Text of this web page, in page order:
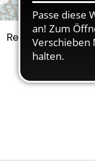
Rezept Einreichen